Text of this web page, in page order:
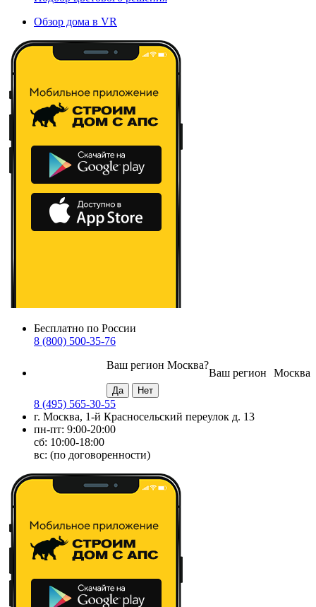
Обзор дома в VR
Бесплатно по России
8 (800) 500-35-76
Москва
Ваш регион
Ваш регион Москва?
8 (495) 565-30-55
г. Москва, 1-й Красносельский переулок д. 13
пн-пт: 9:00-20:00
сб: 10:00-18:00
вс: (по договоренности)